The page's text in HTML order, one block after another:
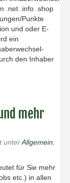
.net .info .shop
Punkte
und oder E-
ein
den Inhaber
mehr
unterAllgemein
für Sie mehr
etc.) in allen